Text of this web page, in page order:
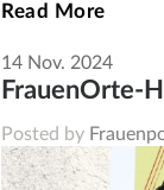
Read More
14 Nov. 2024
FrauenOrte-
Posted by